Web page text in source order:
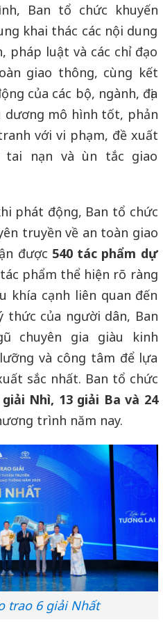
Ban tổ chức khuyến
khai thác các nội dung
pháp luật và các chỉ đạo
giao thông, cùng kết
của các bộ, ngành, địa
mô hình tốt, phản
với vi phạm, đề xuất
tai nạn và ùn tắc giao
phát động, Ban tổ chức
truyền về an toàn giao
được 540 tác phẩm dự
tác phẩm thể hiện rõ ràng
khía cạnh liên quan đến
thức của người dân, Ban
chuyên gia giàu kinh
và công tâm để lựa
sắc nhất. Ban tổ chức
Nhì, 13 giải Ba và 24
trình năm nay.
trao 6 giải Nhất